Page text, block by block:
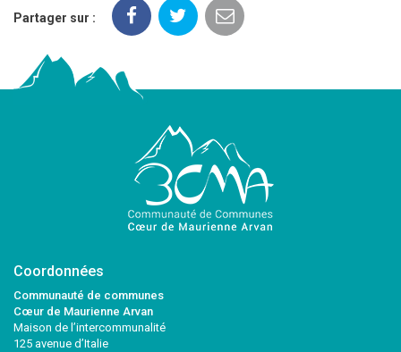
Partager sur :
Coordonnées
Communauté de communes
Cœur de Maurienne Arvan
Maison de l’intercommunalité
125 avenue d’Italie